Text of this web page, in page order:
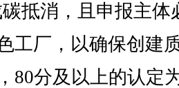
抵消，且申报主体
工厂，以确保创建
80分及以上的认定